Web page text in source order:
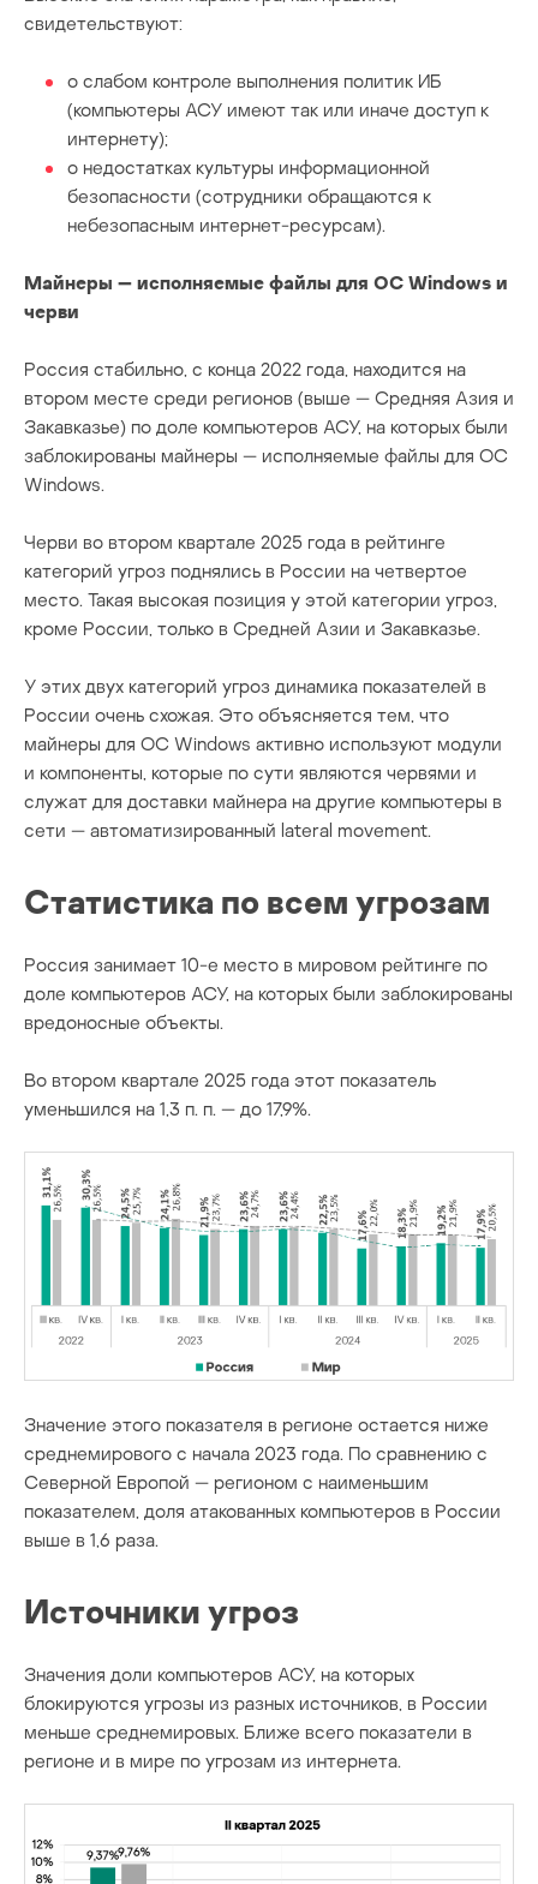
свидетельствуют:
о слабом контроле выполнения политик ИБ
(компьютеры АСУ имеют так или иначе доступ к
интернету);
о недостатках культуры информационной
безопасности (сотрудники обращаются к
небезопасным интернет-ресурсам).
Майнеры — исполняемые файлы для ОС Windows и
черви
Россия стабильно, с конца 2022 года, находится на
втором месте среди регионов (выше — Средняя Азия и
Закавказье) по доле компьютеров АСУ, на которых были
заблокированы майнеры — исполняемые файлы для ОС
Windows.
Черви во втором квартале 2025 года в рейтинге
категорий угроз поднялись в России на четвертое
место. Такая высокая позиция у этой категории угроз,
кроме России, только в Средней Азии и Закавказье.
У этих двух категорий угроз динамика показателей в
России очень схожая. Это объясняется тем, что
майнеры для ОС Windows активно используют модули
и компоненты, которые по сути являются червями и
служат для доставки майнера на другие компьютеры в
сети — автоматизированный lateral movement.
Статистика по всем угрозам
Россия занимает 10-е место в мировом рейтинге по
доле компьютеров АСУ, на которых были заблокированы
вредоносные объекты.
Во втором квартале 2025 года этот показатель
уменьшился на 1,3 п. п. — до 17,9%.
Значение этого показателя в регионе остается ниже
среднемирового с начала 2023 года. По сравнению с
Северной Европой — регионом с наименьшим
показателем, доля атакованных компьютеров в России
выше в 1,6 раза.
Источники угроз
Значения доли компьютеров АСУ, на которых
блокируются угрозы из разных источников, в России
меньше среднемировых. Ближе всего показатели в
регионе и в мире по угрозам из интернета.